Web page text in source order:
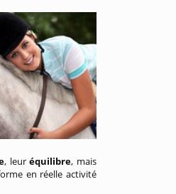
, leuréquilibre, mais
en réelle activité